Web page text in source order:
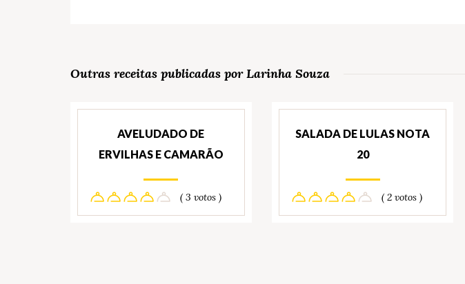
Outras receitas publicadas por Larinha Souza
AVELUDADO DE
ERVILHAS E CAMARÃO
( 3 votos )
SALADA DE LULAS NOTA
20
( 2 votos )